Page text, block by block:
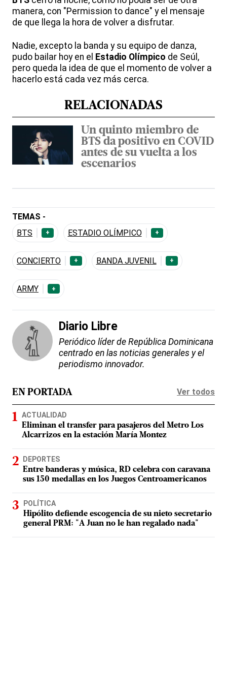
manera, con "Permission to dance" y el mensaje
de que llega la hora de volver a disfrutar.
Nadie, excepto la banda y su equipo de danza,
pudo bailar hoy en el Estadio Olímpico de Seúl,
pero queda la idea de que el momento de volver a
hacerlo está cada vez más cerca.
RELACIONADAS
Un quinto miembro de
BTS da positivo en COVID
antes de su vuelta a los
escenarios
TEMAS -
BTS
+ ESTADIO OLÍMPICO +
CONCIERTO + BANDA JUVENIL +
ARMY +
Diario Libre
Periódico líder de República Dominicana
centrado en las noticias generales y el
periodismo innovador.
EN PORTADA Ver todos
ACTUALIDAD
Eliminan el transfer para pasajeros del Metro Los
Alcarrizos en la estación María Montez
DEPORTES
Entre banderas y música, RD celebra con caravana
sus 150 medallas en los Juegos Centroamericanos
POLÍTICA
Hipólito defiende escogencia de su nieto secretario
general PRM: "A Juan no le han regalado nada"